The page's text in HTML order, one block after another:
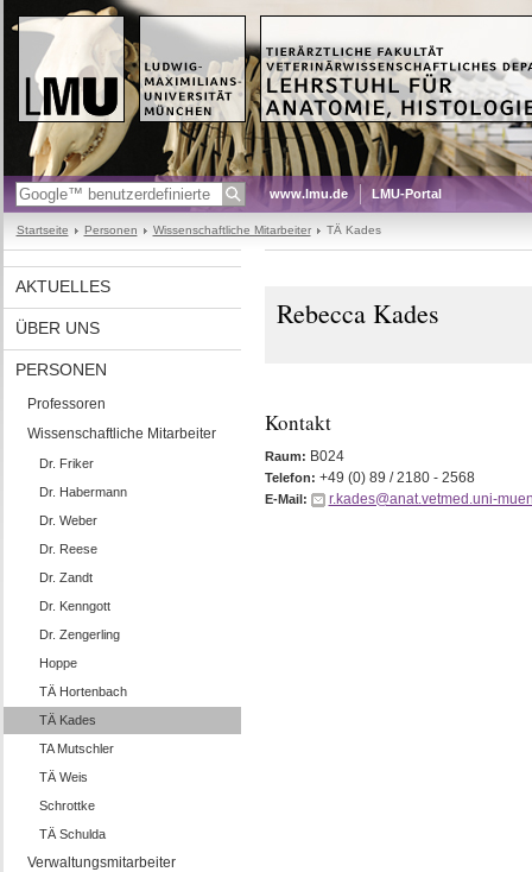
www.lmu.de LMU-Portal
Startseite Personen Wissenschaftliche Mitarbeiter TÄ Kades
AKTUELLES
ÜBER UNS
PERSONEN
Professoren
Wissenschaftliche Mitarbeiter
Dr. Friker
Dr. Habermann
Dr. Weber
Dr. Reese
Dr. Zandt
Dr. Kenngott
Dr. Zengerling
Hoppe
TÄ Hortenbach
TÄ Kades
TA Mutschler
TÄ Weis
Schrottke
TÄ Schulda
Verwaltungsmitarbeiter
Rebecca Kades
Kontakt
Raum: B024
Telefon: +49 (0) 89 / 2180 - 2568
E-Mail: r.kades@anat.vetmed.uni-